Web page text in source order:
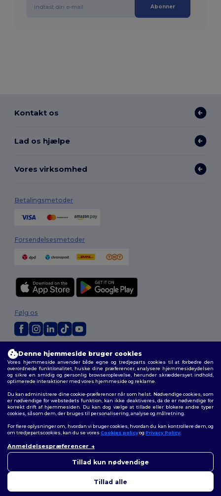
Abonner
Kontakt os
Lad os hjælpe
Vores virksomhed
Betalingsmetoder
Forsendelsesmetoder
2026. Alle rettigheder forbeholdes
Vilkår og Betingelser|Tilpasset politik|Fortrolighedspolitik|Politik for
cookies|Sitemap
Følg os
Denne hjemmeside bruger cookies
Vores hjemmeside anvender både egne og tredjeparts cookies til at forbedre den
overordnede funktionalitet, huske dine præferencer, analysere hjemmesideydelsen
og sikre en smidig og personlig browseroplevelse, herunder skræddersyet indhold,
optimerede interaktioner med vores hjemmeside og reklame.
Du kan administrere dine cookie-præferencer når som helst. Nødvendige cookies, som
er nødvendige for webstedets funktion, kan ikke deaktiveres, da de er nødvendige for
korrekt drift af hjemmesiden. Du kan dog vælge at tillade eller blokere andre typer
cookies, såsom dem, der bruges til personalisering, analyse og målretning.
For flere oplysninger om, hvordan vi bruger cookies, hvordan du kan kontrollere dem, og
om tredjepartscookies, kan du se vores Cookies policyog Privacy Policy.
Anmeldelsespræferencer
Tillad kun nødvendige
Tillad alle
bekymringer, kan du kontakte
er her for at hjælpe.